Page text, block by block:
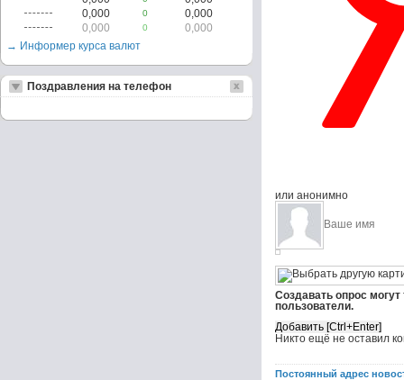
или анонимно
Создавать опрос
пользователи.
Никто ещё не оставил
Постоянный адрес
0,000
0
0,000
0,000
0
0,000
→ Информер курса валют
Поздравления на телефон